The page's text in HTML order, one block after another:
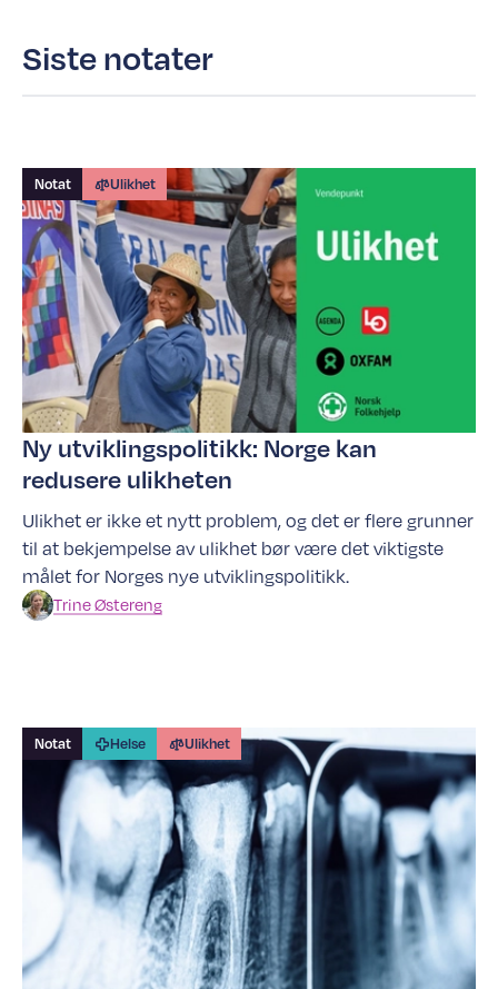
Siste notater
Ny utviklingspolitikk: Norge kan
redusere ulikheten
Ulikhet er ikke et nytt problem, og det er flere grunner
til at bekjempelse av ulikhet bør være det viktigste
målet for Norges nye utviklingspolitikk.
Notat Ulikhet
TrineØstereng
Notat Helse Ulikhet